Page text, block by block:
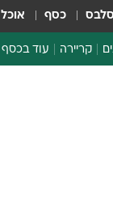
סלבס כסף אוכל
קריירה עוד בכסף